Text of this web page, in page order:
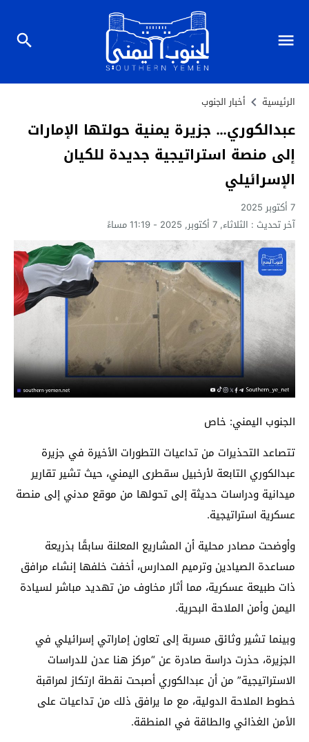
الرئيسية أخبار الجنوب
عبدالكوري… جزيرة يمنية حولتها الإمارات
إلى منصة استراتيجية جديدة للكيان
الإسرائيلي
7 أكتوبر 2025
آخر تحديث : الثلاثاء, 7 أكتوبر, 2025 - 11:19 مساءً
الجنوب اليمني: خاص
تتصاعد التحذيرات من تداعيات التطورات الأخيرة في جزيرة
عبدالكوري التابعة لأرخبيل سقطرى اليمني، حيث تشير تقارير
ميدانية ودراسات حديثة إلى تحولها من موقع مدني إلى منصة
عسكرية استراتيجية.
وأوضحت مصادر محلية أن المشاريع المعلنة سابقًا بذريعة
مساعدة الصيادين وترميم المدارس، أخفت خلفها إنشاء مرافق
ذات طبيعة عسكرية، مما أثار مخاوف من تهديد مباشر لسيادة
اليمن وأمن الملاحة البحرية.
وبينما تشير وثائق مسربة إلى تعاون إماراتي إسرائيلي في
الجزيرة، حذرت دراسة صادرة عن “مركز هنا عدن للدراسات
الاستراتيجية” من أن عبدالكوري أصبحت نقطة ارتكاز لمراقبة
خطوط الملاحة الدولية، مع ما يرافق ذلك من تداعيات على
الأمن الغذائي والطاقة في المنطقة.